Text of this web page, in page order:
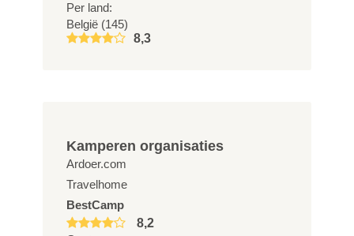
Per land:
België (145)
8,3
Kamperen organisaties
Ardoer.com
Travelhome
BestCamp
8,2